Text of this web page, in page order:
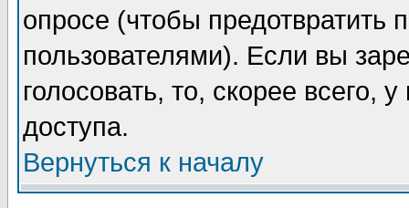
опросе (чтобы предотвратить
пользователями). Если вы
голосовать, то, скорее всего,
доступа.
Вернуться к началу